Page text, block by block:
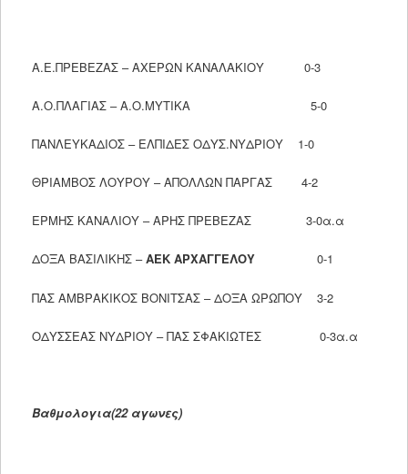
Α.Ε.ΠΡΕΒΕΖΑΣ – ΑΧΕΡΩΝ ΚΑΝΑΛΑΚΙΟΥ 0-3
Α.Ο.ΠΛΑΓΙΑΣ – Α.Ο.ΜΥΤΙΚΑ 5-0
ΠΑΝΛΕΥΚΑΔΙΟΣ – ΕΛΠΙΔΕΣ ΟΔΥΣ.ΝΥΔΡΙΟΥ 1-0
ΘΡΙΑΜΒΟΣ ΛΟΥΡΟΥ – ΑΠΟΛΛΩΝ ΠΑΡΓΑΣ 4-2
ΕΡΜΗΣ ΚΑΝΑΛΙΟΥ – ΑΡΗΣ ΠΡΕΒΕΖΑΣ 3-0α.α
ΔΟΞΑ ΒΑΣΙΛΙΚΗΣ –ΑΕΚ ΑΡΧΑΓΓΕΛΟΥ 0-1
ΠΑΣ ΑΜΒΡΑΚΙΚΟΣ ΒΟΝΙΤΣΑΣ – ΔΟΞΑ ΩΡΩΠΟΥ 3-2
ΟΔΥΣΣΕΑΣ ΝΥΔΡΙΟΥ – ΠΑΣ ΣΦΑΚΙΩΤΕΣ 0-3α.α
Βαθμολογια(22 αγωνες)